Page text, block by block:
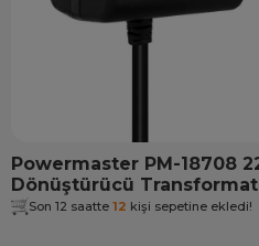
Powermaster PM-18708
Dönüştürücü
Son 12 saatte 12 kişi sepetine ekledi!